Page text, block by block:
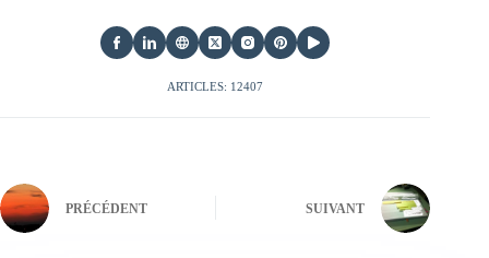
ARTICLES: 12407
PRÉCÉDENT SUIVANT